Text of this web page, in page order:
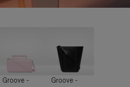
Groove -
Groove -